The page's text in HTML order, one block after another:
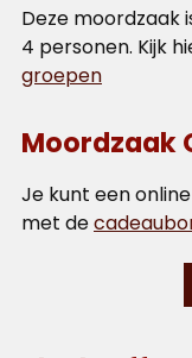
Deze moordzaak
4 personen. Kijk
groepen
Moordzaak
Je kunt een
met de